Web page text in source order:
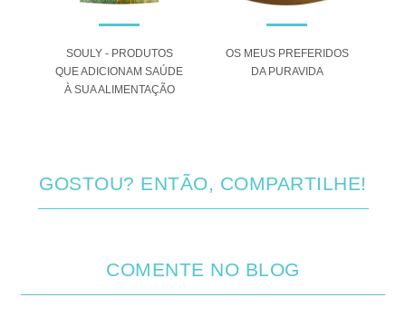
SOULY - PRODUTOS
QUE ADICIONAM SAÚDE
À SUA ALIMENTAÇÃO
OS MEUS PREFERIDOS
DA PURAVIDA
GOSTOU? ENTÃO, COMPARTILHE!
COMENTE NO BLOG